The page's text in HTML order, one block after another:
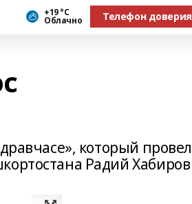
+19 °С
Облачно Телефон доверия
который провел
Радий Хабиров